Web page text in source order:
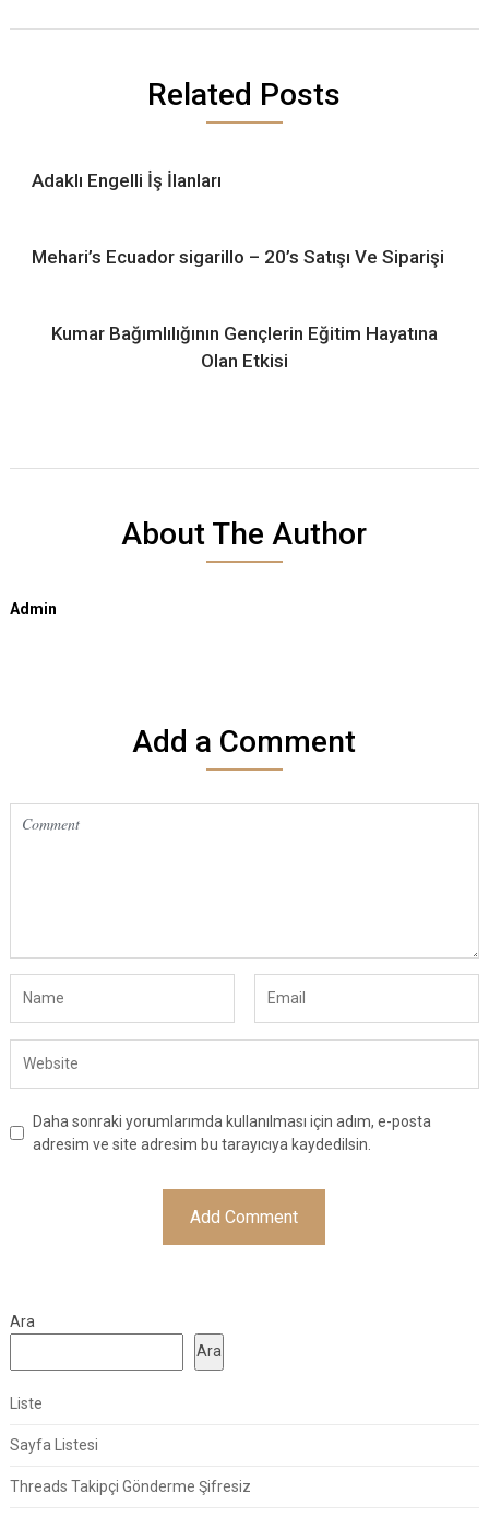
Related Posts
Adaklı Engelli İş İlanları
Mehari’s Ecuador sigarillo – 20’s Satışı Ve Siparişi
Kumar Bağımlılığının Gençlerin Eğitim Hayatına
Olan Etkisi
About The Author
Admin
Add a Comment
Daha sonraki yorumlarımda kullanılması için adım, e-posta
adresim ve site adresim bu tarayıcıya kaydedilsin.
Ara
Ara
Liste
Sayfa Listesi
Threads Takipçi Gönderme Şifresiz